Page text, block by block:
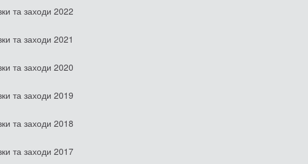
та заходи 2022
та заходи 2021
та заходи 2020
та заходи 2019
та заходи 2018
та заходи 2017